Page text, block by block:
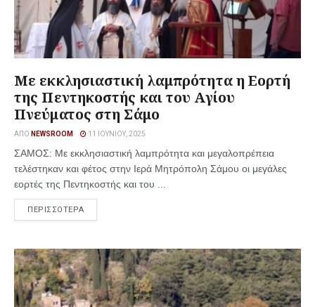
Με εκκλησιαστική λαμπρότητα η Εορτή
της Πεντηκοστής και του Αγίου
Πνεύματος στη Σάμο
ΑΠΌ NEWSROOM 11 ΙΟΥΝΊΟΥ, 2025
ΣΑΜΟΣ: Με εκκλησιαστική λαμπρότητα και μεγαλοπρέπεια
τελέστηκαν και φέτος στην Ιερά Μητρόπολη Σάμου οι μεγάλες
εορτές της Πεντηκοστής και του ...
ΠΕΡΙΣΣΟΤΕΡΑ